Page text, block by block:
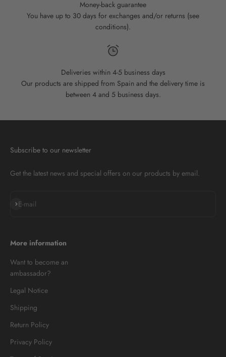
Money-back guarantee
You have up to 30 days for exchanges and/or returns (see
conditions).
Deliveries within 4-5 business days
Our products are shipped from Spain and the delivery time is
between 4 and 5 business days.
Subscribe to our newsletter
Get the latest news and special offers on our products by email.
E-mail
Subscribe
More information
Want to become an
ambassador?
Legal Notice
Shipping
Return Policy
Privacy Policy